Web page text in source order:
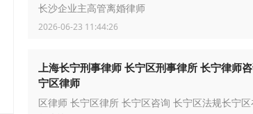
长沙企业主高管离婚律师
2026-06-23 11:44:26
上海长宁刑事律师 长宁区刑事律所 长宁律师
宁区律师
区律师 长宁区律所 长宁区咨询 长宁区法规长宁